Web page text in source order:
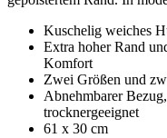
Kuschelig weiches
Extra hoher Rand
Komfort
Zwei Größen und
Abnehmbarer
trocknergeeignet
61 x 30 cm